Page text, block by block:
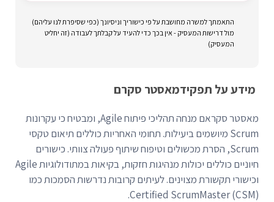
התאמתך למשרה מחושבת על פי כישוריך וניסיונך (כפי שסיפרת לנו עליהם)
מול דרישות המעסיק - אין בכך כדי להעיד על קבלתך לעבודה (זה יחליט
המעסיק)
מידע על תפקידמאסטר סקרם
מאסטר סקראם מנחה תהליכי פיתוח Agile, ומבטיח כי עקרונות
Scrum מיושמים ביעילות. תחומי האחריות כוללים תיאום טקסי
Scrum, הסרת מכשולים וטיפוח שיתוף פעולה צוותי. כישורים
חיוניים כוללים יכולות מנהיגות חזקות, בקיאות במתודולוגיות Agile
וכישורי תקשורת מצוינים. לעיתים קרובות נדרשות הסמכות כמו
Certified ScrumMaster (CSM).